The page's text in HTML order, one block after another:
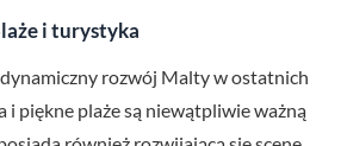
i turystyka
rozwój Malty w ostatnich
i piękne plaże są niewątpliwie ważną